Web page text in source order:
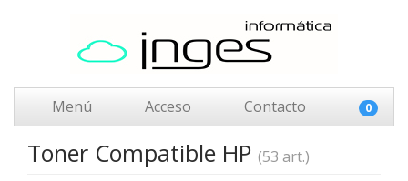
Menú Acceso Contacto 0
Toner Compatible HP (53 art.)